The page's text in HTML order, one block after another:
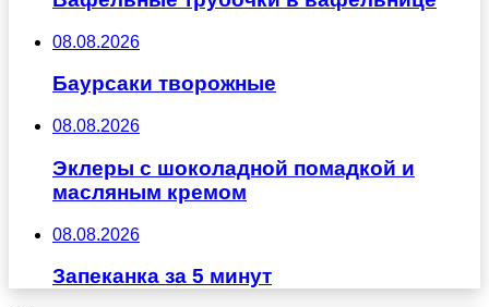
08.08.2026
Баурсаки творожные
08.08.2026
Эклеры с шоколадной помадкой и
масляным кремом
08.08.2026
Запеканка за 5 минут